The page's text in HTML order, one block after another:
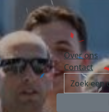
Over ons
Contact